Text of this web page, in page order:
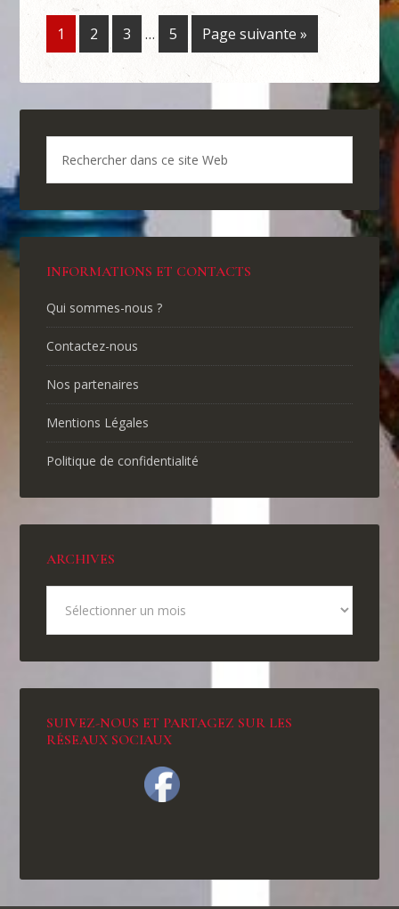
1 2 3 … 5 Page suivante »
INFORMATIONS ET CONTACTS
Qui sommes-nous ?
Contactez-nous
Nos partenaires
Mentions Légales
Politique de confidentialité
ARCHIVES
SUIVEZ-NOUS ET PARTAGEZ SUR LES
RÉSEAUX SOCIAUX